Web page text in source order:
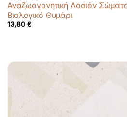
Αναζωογονητική Λοσιόν
Βιολογικό Θυμάρι
13,80 €